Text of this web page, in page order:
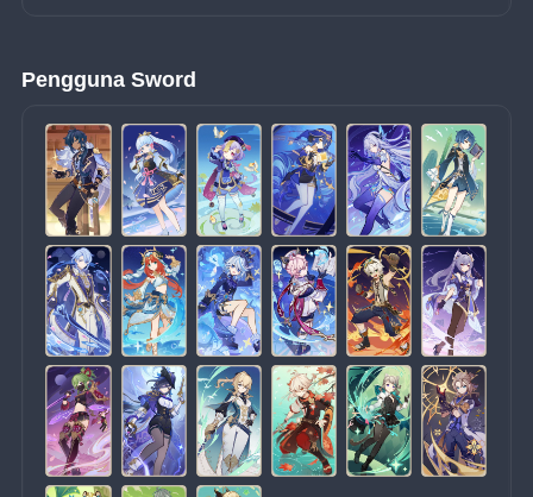
Pengguna Sword